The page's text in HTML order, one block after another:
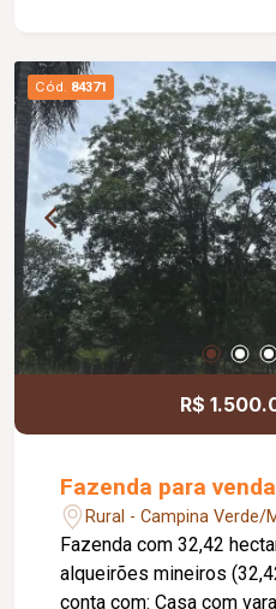
Cód. 84371
R$
Fazenda para
Rural - Campina Verde/
Fazenda com 32,42 hectares.
alqueirões mineiros (32,42
conta com: Casa com